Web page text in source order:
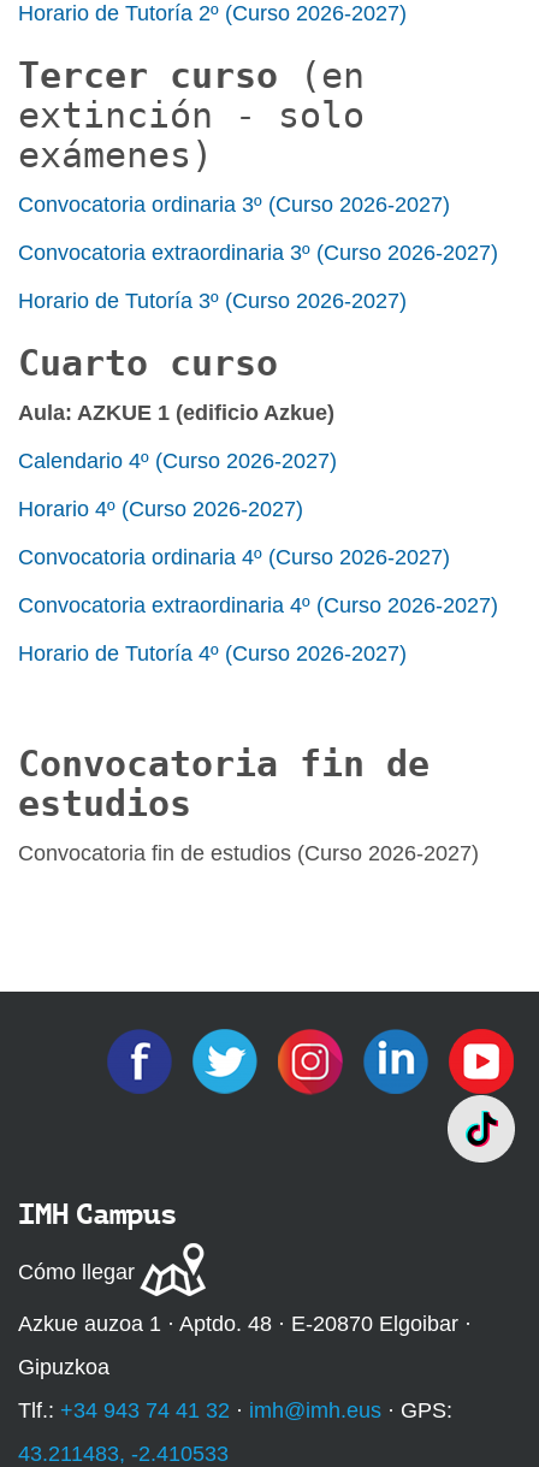
Horario de Tutoría 2º (Curso 2026-2027)
Tercer curso
(en
extinción - solo
exámenes)
Convocatoria ordinaria 3º (Curso 2026-2027)
Convocatoria extraordinaria 3º (Curso 2026-2027)
Horario de Tutoría 3º (Curso 2026-2027)
Cuarto curso
Aula: AZKUE 1 (edificio Azkue)
Calendario 4º (Curso 2026-2027)
Horario 4º (Curso 2026-2027)
Convocatoria ordinaria 4º (Curso 2026-2027)
Convocatoria extraordinaria 4º (Curso 2026-2027)
Horario de Tutoría 4º (Curso 2026-2027)
Convocatoria fin de
estudios
Convocatoria fin de estudios (Curso 2026-2027)
IMH Campus
Cómo llegar
Azkue auzoa 1 · Aptdo. 48 · E-20870 Elgoibar ·
Gipuzkoa
Tlf.: +34 943 74 41 32 · imh@imh.eus · GPS:
43.211483, -2.410533